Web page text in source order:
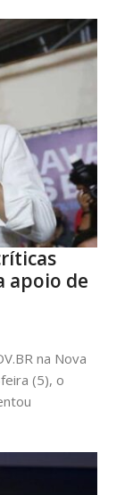
apoio de
na Nova
(5), o